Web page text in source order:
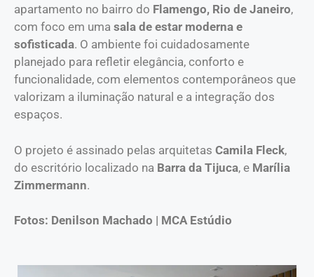
apartamento no bairro do Flamengo, Rio de Janeiro,
com foco em uma sala de estar moderna e
sofisticada. O ambiente foi cuidadosamente
planejado para refletir elegância, conforto e
funcionalidade, com elementos contemporâneos que
valorizam a iluminação natural e a integração dos
espaços.
O projeto é assinado pelas arquitetas Camila Fleck,
do escritório localizado na Barra da Tijuca, e Marília
Zimmermann.
Fotos: Denilson Machado | MCA Estúdio